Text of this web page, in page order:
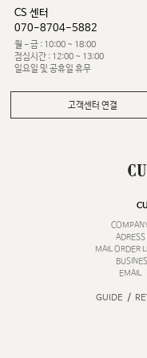
CS 센터
070-8704-5882
월 - 금 : 10:00 ~ 18:00
점심시간 : 12:00 ~ 13:00
일요일 및 공휴일 휴무
고객센터 연결
ADRESS
MAIL ORDER
EMAIL
GUIDE /